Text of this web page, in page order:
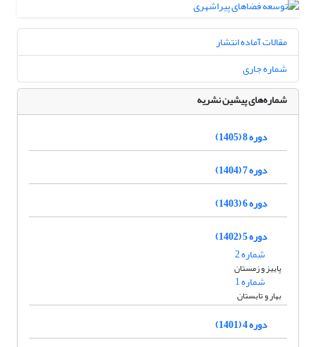
مقالات آماده انتشار
شماره جاری
شماره‌های پیشین نشریه
دوره 8 (1405)
دوره 7 (1404)
دوره 6 (1403)
دوره 5 (1402)
شماره 2
پاییز و زمستان
شماره 1
بهار و تابستان
دوره 4 (1401)